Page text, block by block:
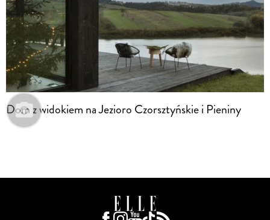
Dom z widokiem na Jezioro Czorsztyńskie i Pieniny